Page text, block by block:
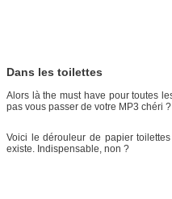
Dans les toilettes
Alors là the must have pour toutes
pas vous passer de votre MP3 chéri ?
Voici le dérouleur de papier
existe. Indispensable, non ?